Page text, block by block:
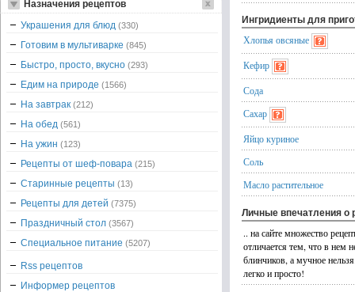
Ингридиенты для
Хлопья овсяные
Кефир
Сода
Сахар
Яйцо куриное
Соль
Масло растительное
Личные впечатления о
.. на сайте множество
отличается тем, что в нем
блинчиков, а мучное
легко и просто!
Назначения рецептов
Украшения для блюд (330)
Готовим в мультиварке (845)
Быстро, просто, вкусно (293)
Едим на природе (1566)
На завтрак (212)
На обед (561)
На ужин (123)
Рецепты от шеф-повара (215)
Старинные рецепты (13)
Рецепты для детей (7375)
Праздничный стол (3567)
Специальное питание (5207)
Rss рецептов
Информер рецептов